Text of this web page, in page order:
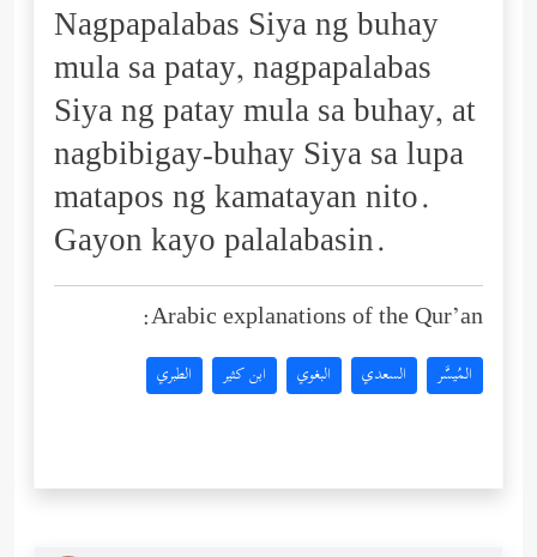
Nagpapalabas Siya ng buhay
mula sa patay, nagpapalabas
Siya ng patay mula sa buhay, at
nagbibigay-buhay Siya sa lupa
matapos ng kamatayan nito.
Gayon kayo palalabasin.
Arabic explanations of the Qur’an:
المُيسَّر السعدي البغوي ابن كثير الطبري